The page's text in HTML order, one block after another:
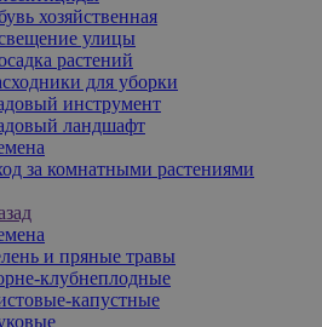
хозяйственная
улицы
растений
для уборки
инструмент
ландшафт
за комнатными растениями
и пряные травы
клубнеплодные
капустные